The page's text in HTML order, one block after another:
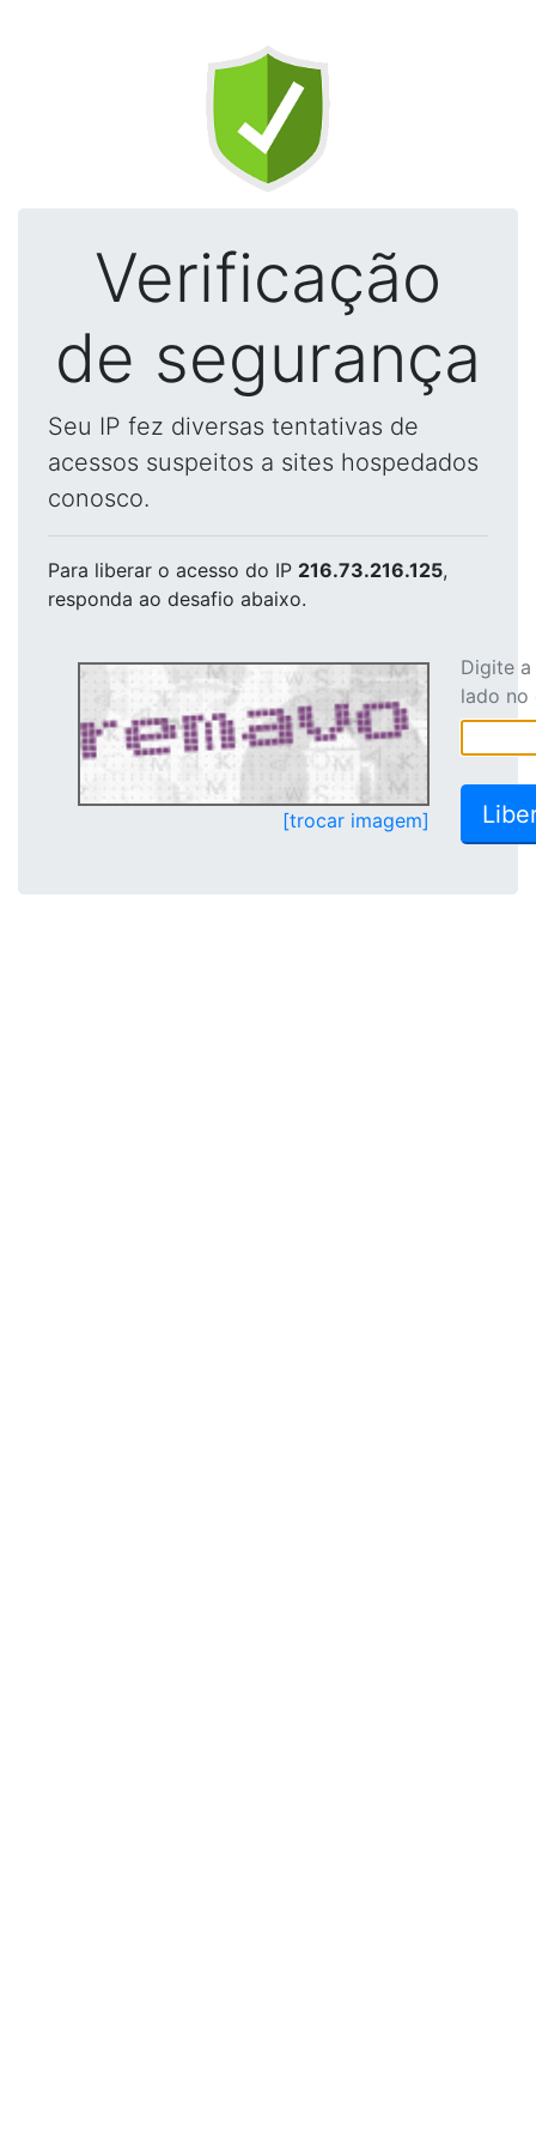
Verificação
de segurança
Seu IP fez diversas tentativas de
acessos suspeitos a sites hospedados
conosco.
Para liberar o acesso do IP 216.73.216.125,
responda ao desafio abaixo.
[trocar imagem]
Digite
lado no